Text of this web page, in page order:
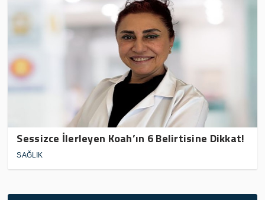
Sessizce İlerleyen Koah’ın 6 Belirtisine Dikkat!
SAĞLIK